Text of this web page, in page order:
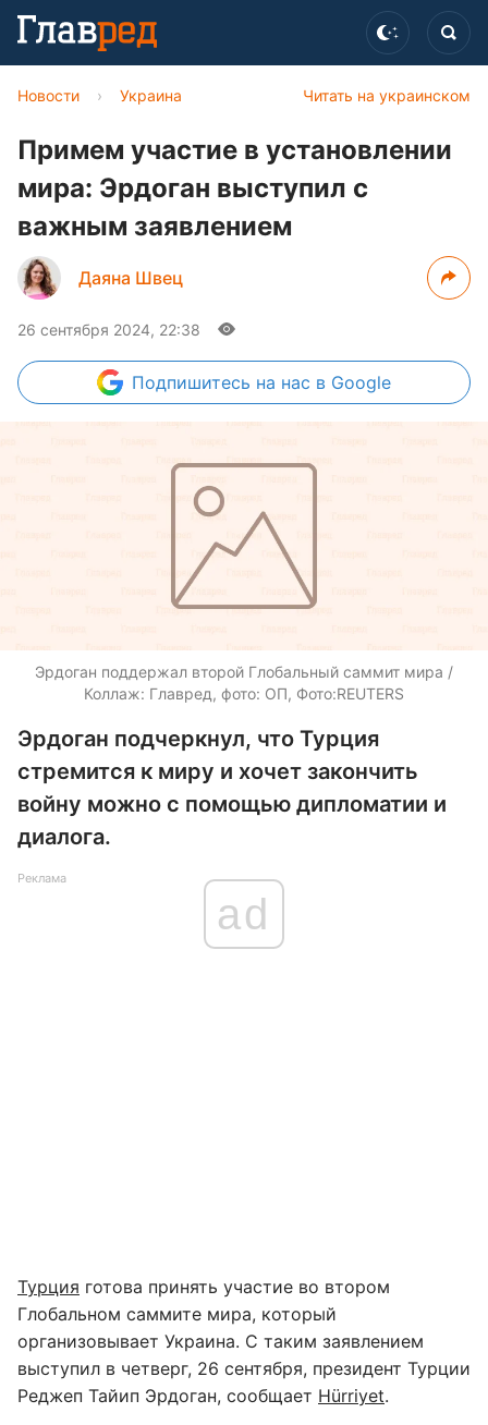
Читать на украинском
Новости › Украина
Примем участие в установлении
мира: Эрдоган выступил с
важным заявлением
Даяна Швец
26 сентября 2024, 22:38
Подпишитесь на нас в Google
Эрдоган поддержал второй Глобальный саммит мира /
Коллаж: Главред, фото: ОП, Фото:REUTERS
Эрдоган подчеркнул, что Турция
стремится к миру и хочет закончить
войну можно с помощью дипломатии и
диалога.
Реклама
ad
Турция готова принять участие во втором
Глобальном саммите мира, который
организовывает Украина. С таким заявлением
выступил в четверг, 26 сентября, президент Турции
Реджеп Тайип Эрдоган, сообщает Hürriyet.